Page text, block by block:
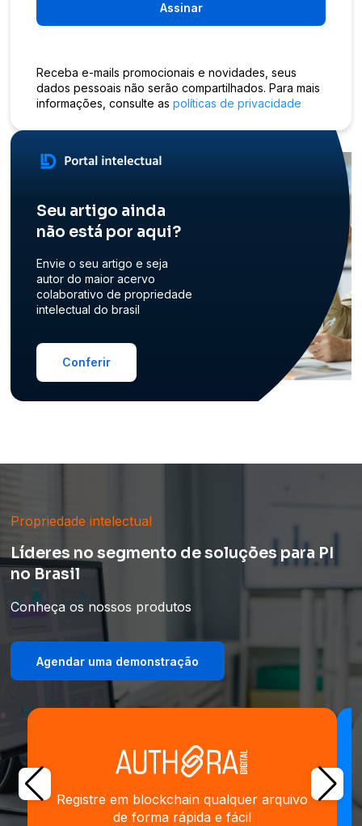
Assinar
Receba e-mails promocionais e novidades, seus
dados pessoais não serão compartilhados. Para mais
informações, consulte as políticas de privacidade
Seu artigo ainda
não está por aqui?
Envie o seu artigo e seja
autor do maior acervo
colaborativo de propriedade
intelectual do brasil
Conferir
Propriedade intelectual
Líderes no segmento de soluções para PI
no Brasil
Conheça os nossos produtos
Agendar uma demonstração
Registre em blockchain qualquer arquivo
de forma rápida e fácil